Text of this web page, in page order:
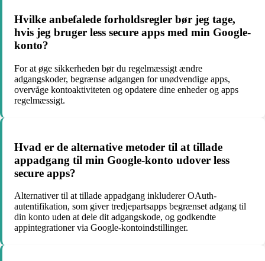
Hvilke anbefalede forholdsregler bør jeg tage,
hvis jeg bruger less secure apps med min Google-
konto?
For at øge sikkerheden bør du regelmæssigt ændre
adgangskoder, begrænse adgangen for unødvendige apps,
overvåge kontoaktiviteten og opdatere dine enheder og apps
regelmæssigt.
Hvad er de alternative metoder til at tillade
appadgang til min Google-konto udover less
secure apps?
Alternativer til at tillade appadgang inkluderer OAuth-
autentifikation, som giver tredjepartsapps begrænset adgang til
din konto uden at dele dit adgangskode, og godkendte
appintegrationer via Google-kontoindstillinger.